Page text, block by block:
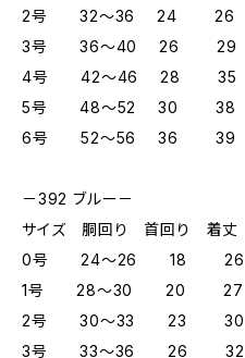
2号 32～36 24 26
3号 36～40 26 29
4号 42～46 28 35
5号 48～52 30 38
6号 52～56 36 39
－392 ブルー－
サイズ 胴回り 首回り 着丈
0号 24～26 18 26
1号 28～30 20 27
2号 30～33 23 30
3号 33～36 26 32